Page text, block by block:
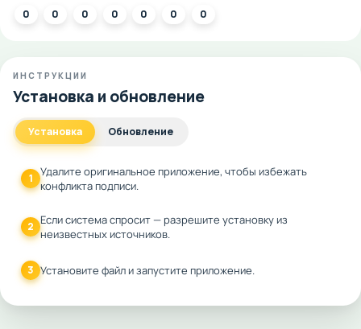
0 0 0 0 0 0 0
ИНСТРУКЦИИ
Установка и обновление
Установка Обновление
1 Удалите оригинальное приложение, чтобы избежать
конфликта подписи.
2 Если система спросит — разрешите установку из
неизвестных источников.
3 Установите файл и запустите приложение.